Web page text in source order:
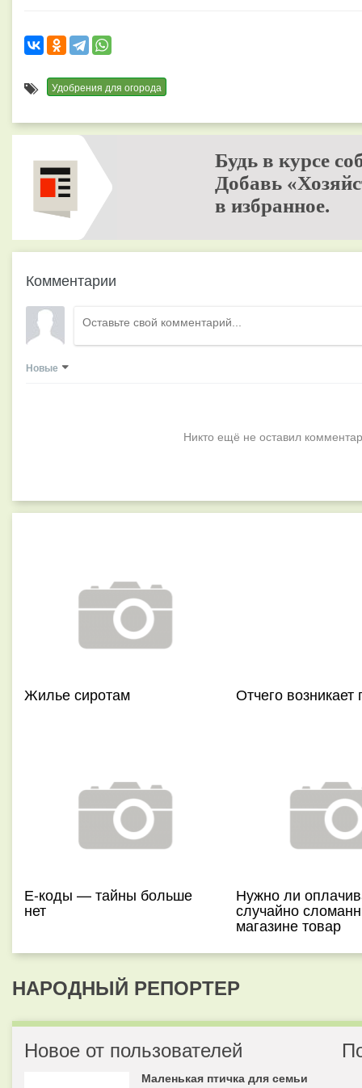
Удобрения для огорода
Будь в курсе
Добавь
в избранное.
Комментарии
Новые
Никто ещё не оставил
Жилье сиротам Отчего возникает
Е-коды — тайны больше
нет
Нужно ли
случайно
магазине товар
НАРОДНЫЙ РЕПОРТЕР
Новое от пользователей
Маленькая птичка для семьи